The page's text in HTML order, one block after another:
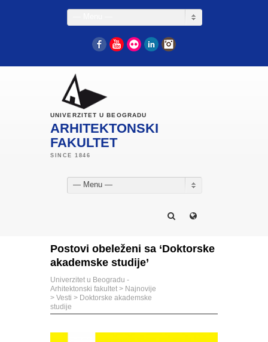
FacebookYouTube
Flickr LinkedIn
UNIVERZITET U BEOGRADU
ARHITEKTONSKI
FAKULTET
— Menu —
Postovi obeleženi sa ‘Doktorske
akademske studije’
Univerzitet u Beogradu -
Arhitektonski fakultet > Najnovije
> Vesti > Doktorske akademske
studije